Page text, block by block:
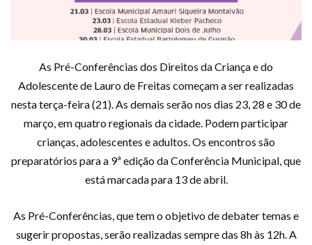
As Pré-Conferências dos Direitos da Criança e do
Adolescente de Lauro de Freitas começam a ser realizadas
nesta terça-feira (21). As demais serão nos dias 23, 28 e 30 de
março, em quatro regionais da cidade. Podem participar
crianças, adolescentes e adultos. Os encontros são
preparatórios para a 9ª edição da Conferência Municipal, que
está marcada para 13 de abril.
As Pré-Conferências, que tem o objetivo de debater temas e
sugerir propostas, serão realizadas sempre das 8h às 12h. A